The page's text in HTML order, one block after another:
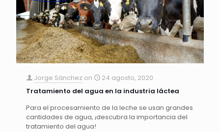
Jorge Sánchez on
24 agosto, 2020
Tratamiento del agua en la industria láctea
Para el procesamiento de la leche se usan grandes
cantidades de agua, ¡descubra la importancia del
tratamiento del agua!